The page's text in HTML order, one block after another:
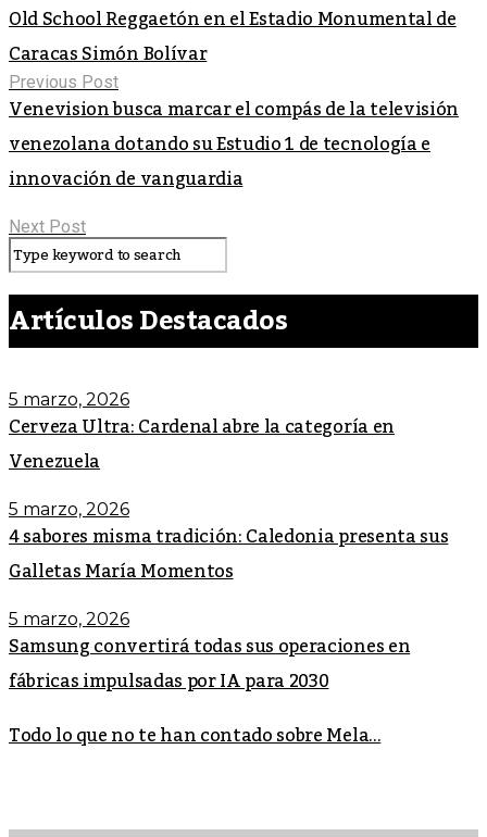
Old School Reggaetón en el Estadio Monumental de
Caracas Simón Bolívar
Previous Post
Venevision busca marcar el compás de la televisión
venezolana dotando su Estudio 1 de tecnología e
innovación de vanguardia
Next Post
Artículos Destacados
5 marzo, 2026
Cerveza Ultra: Cardenal abre la categoría en
Venezuela
5 marzo, 2026
4 sabores misma tradición: Caledonia presenta sus
Galletas María Momentos
5 marzo, 2026
Samsung convertirá todas sus operaciones en
fábricas impulsadas por IA para 2030
Todo lo que no te han contado sobre Mela...